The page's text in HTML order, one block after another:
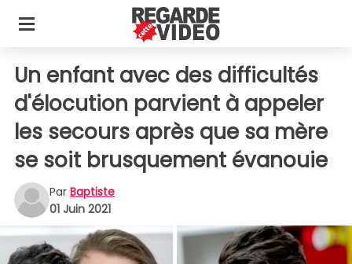
Un enfant avec des difficultés
d'élocution parvient à appeler
les secours après que sa mère
se soit brusquement évanouie
Par Baptiste
01 Juin 2021